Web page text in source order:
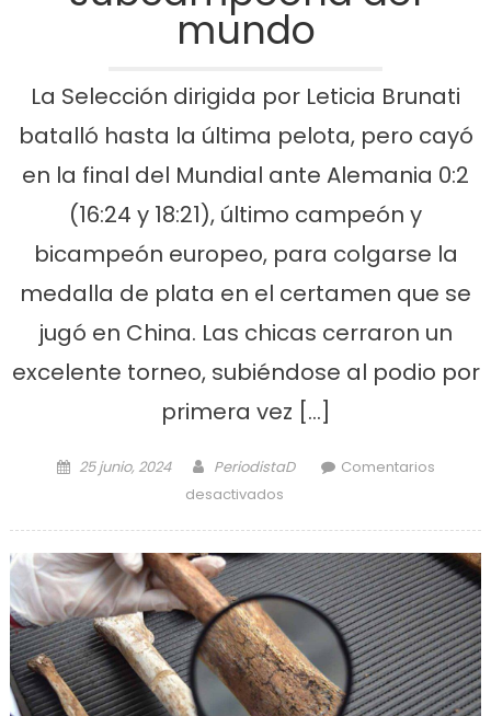
mundo
La Selección dirigida por Leticia Brunati
batalló hasta la última pelota, pero cayó
en la final del Mundial ante Alemania 0:2
(16:24 y 18:21), último campeón y
bicampeón europeo, para colgarse la
medalla de plata en el certamen que se
jugó en China. Las chicas cerraron un
excelente torneo, subiéndose al podio por
primera vez […]
Posted on
25 junio, 2024 Author
PeriodistaD
Comentarios
desactivados